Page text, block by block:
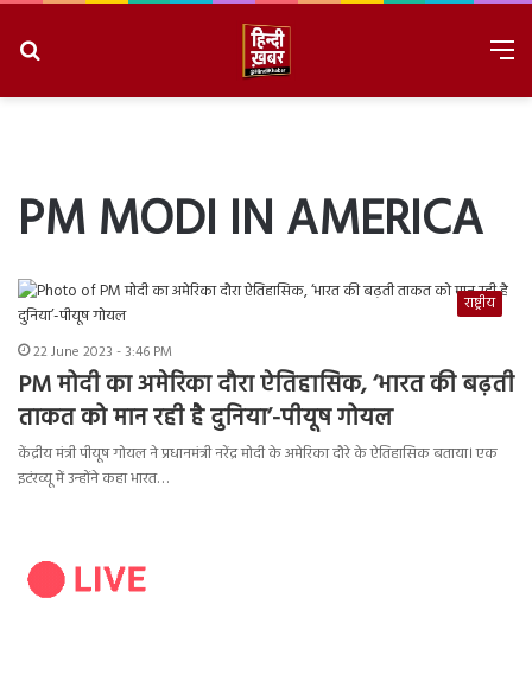
PM MODI IN AMERICA
राष्ट्रीय
22 June 2023 - 3:46 PM
PM मोदी का अमेरिका दौरा ऐतिहासिक, ‘भारत की बढ़ती
ताकत को मान रही है दुनिया’-पीयूष गोयल
केंद्रीय मंत्री पीयूष गोयल ने प्रधानमंत्री नरेंद्र मोदी के अमेरिका दौरे के ऐतिहासिक बताया। एक
इटंरव्यू में उन्होंने कहा भारत…